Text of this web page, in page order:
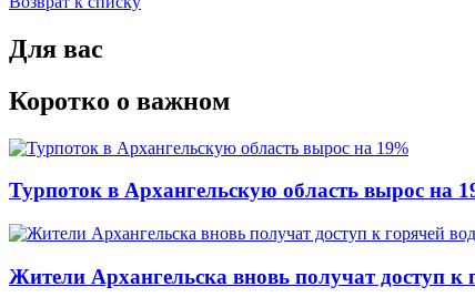
Для вас
Коротко о важном
Турпоток в Архангельскую область вырос на
Жители Архангельска вновь получат доступ к